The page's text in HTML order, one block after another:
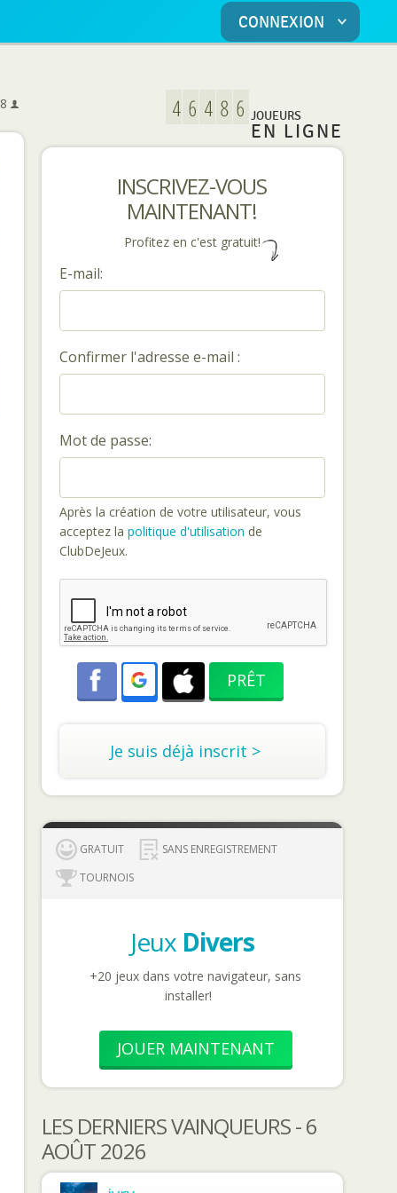
CONNEXION
JOUEURS
EN LIGNE
INSCRIVEZ-VOUS
MAINTENANT!
Profitez en c'est gratuit!
E-mail:
Confirmer l'adresse e-mail :
Mot de passe:
Après la création de votre utilisateur, vous
acceptez la politique d'utilisation de
ClubDeJeux.
Je suis déjà inscrit >
GRATUIT
SANS ENREGISTREMENT
TOURNOIS
Jeux Divers
+20 jeux dans votre navigateur, sans
installer!
JOUER MAINTENANT
LES DERNIERS VAINQUEURS - 6
AOÛT 2026